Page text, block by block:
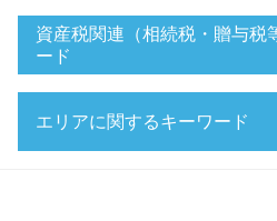
補助金 中小企業
e-tax 法人設立届出
銀行融資 個人
会社設立 届出
税務調査 個人事業主
税務調査 書類 必要
相続税 税務調査 日数
節税対策 不動産
税務相談 税理士
決算
資産税関連（相続税・贈与税
ード
相続税 調査 時期
エリアに関するキーワード